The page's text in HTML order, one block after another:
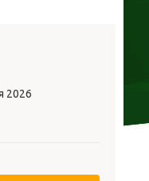
2026